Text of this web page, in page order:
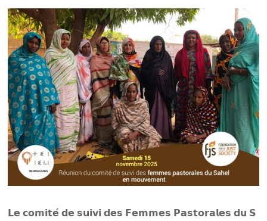
𝗟𝗲 𝗰𝗼𝗺𝗶𝘁𝗲́ 𝗱𝗲 𝘀𝘂𝗶𝘃𝗶 𝗱𝗲𝘀 𝗙𝗲𝗺𝗺𝗲𝘀 𝗣𝗮𝘀𝘁𝗼𝗿𝗮𝗹𝗲𝘀 𝗱𝘂 𝗦